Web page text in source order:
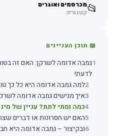
📂מכרסמים ואוגרים
קטגוריה
📖 תוכן העניינים
גמבה אדומה לשרקן: האם זה
לדעת!
2למה גמבה אדומה היא כל כך
איך מגישים גמבה אדומה
כמה ומתי לתת? עניין של מינון
האם יש חסרונות או דברים
6ובקיצור – גמבה אדומה היא